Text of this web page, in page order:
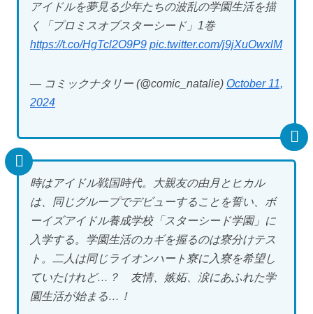
アイドルを夢見る少年たちの波乱の学園生活を描
く「プロミスオブスターシード」1巻
https://t.co/HgTcl2O9P9 pic.twitter.com/j9jXuOwxlM
— コミックナタリー (@comic_natalie) October 11,
2024
時はアイドル戦国時代。大親友の由月とヒカル
は、同じグループでデビューすることを誓い、ボ
ーイズアイドル養成学校「スターシード学園」に
入学する。学園生活のカギを握るのは寮分けテス
ト。二人は同じライオンハート寮に入寮を希望し
ていたけれど…？ 友情、嫉妬、涙にあふれた学
園生活が始まる…！